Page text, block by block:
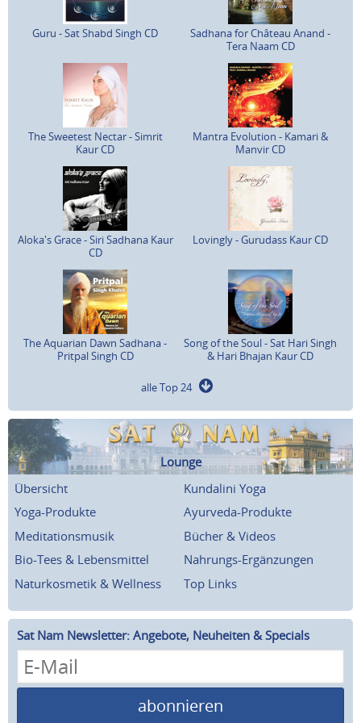
Guru - Sat Shabd Singh CD
Sadhana for Château Anand -
Tera Naam CD
The Sweetest Nectar - Simrit
Kaur CD
Mantra Evolution - Kamari &
Manvir CD
Aloka's Grace - Siri Sadhana Kaur
CD
Lovingly - Gurudass Kaur CD
The Aquarian Dawn Sadhana -
Pritpal Singh CD
Song of the Soul - Sat Hari Singh
& Hari Bhajan Kaur CD
alle Top 24
Lounge
Übersicht
Kundalini Yoga
Yoga-Produkte
Ayurveda-Produkte
Meditationsmusik
Bücher & Videos
Bio-Tees & Lebensmittel
Nahrungs-Ergänzungen
Naturkosmetik & Wellness
Top Links
Sat Nam Newsletter: Angebote, Neuheiten & Specials
abonnieren